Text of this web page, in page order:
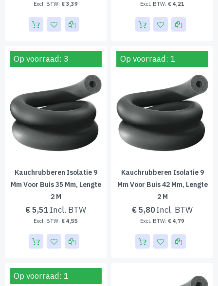
€ 3,39 € 4,21
Op voorraad: 3
Kauchrubberen Isolatie 9
Mm Voor Buis 35 Mm, Lengte
2 M
€ 5,51
€ 4,55
Op voorraad: 1
Kauchrubberen Isolatie 9
Mm Voor Buis 42 Mm, Lengte
2 M
€ 5,80
€ 4,79
Op voorraad: 1